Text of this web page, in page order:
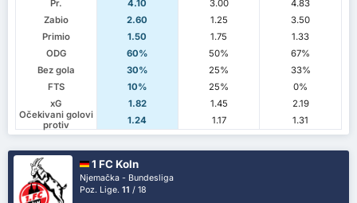
Pr.
4.10 3.00
4.83
Zabio
2.60 1.25
3.50
Primio
1.50 1.75
1.33
ODG
60% 50%
67%
Bez gola
30% 25%
33%
FTS
10% 25%
0%
xG
1.82 1.45
2.19
Očekivani golovi
protiv
1.24 1.17 1.31
1 FC Koln
Njemačka - Bundesliga
Poz. Lige.11 / 18